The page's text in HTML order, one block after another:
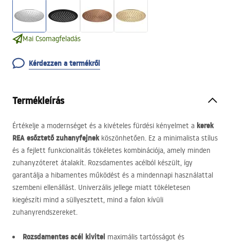
Mai Csomagfeladás
Kérdezzen a termékről
Termékleírás
Értékelje a modernséget és a kivételes fürdési kényelmet a kerek
REA esőztető zuhanyfejnekköszönhetően. Ez a minimalista stílus
és a fejlett funkcionalitás tökéletes kombinációja, amely minden
zuhanyzóteret átalakít. Rozsdamentes acélból készült, így
garantálja a hibamentes működést és a mindennapi használattal
szembeni ellenállást. Univerzális jellege miatt tökéletesen
kiegészíti mind a süllyesztett, mind a falon kívüli
zuhanyrendszereket.
Rozsdamentes acél kivitel maximális tartósságot és